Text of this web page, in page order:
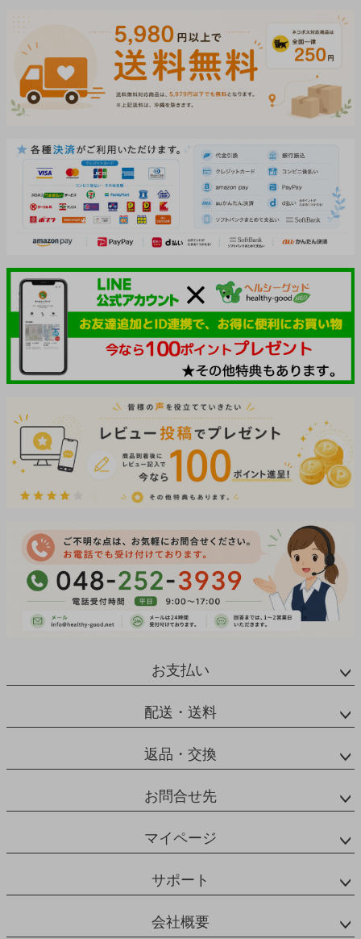
お支払い
配送・送料
返品・交換
お問合せ先
マイページ
サポート
会社概要